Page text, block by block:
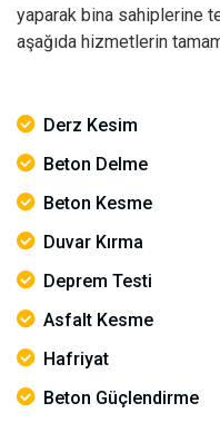
yaparak bina sahiplerine
aşağıda hizmetlerin
Derz Kesim
Beton Delme
Beton Kesme
Duvar Kırma
Deprem Testi
Asfalt Kesme
Hafriyat
Beton Güçlendirme